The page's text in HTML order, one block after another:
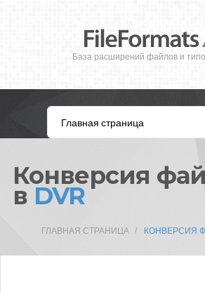
База расширений файлов и
Конверсия
в DVR
ГЛАВНАЯ СТРАНИЦА КОНВЕРСИЯ